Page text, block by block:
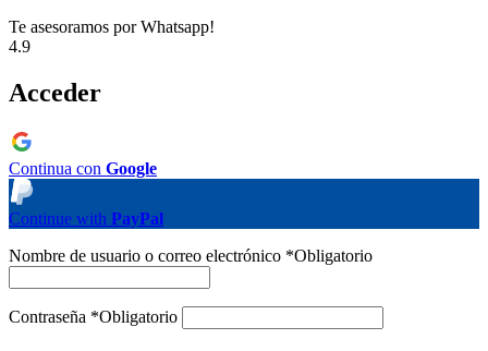
Te asesoramos por Whatsapp!
4.9
Acceder
Continua con Google
Continue with PayPal
Nombre de usuario o correo electrónico *Obligatorio
Contraseña *Obligatorio